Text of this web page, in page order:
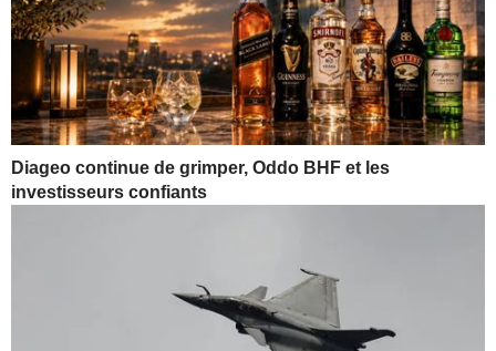
Diageo continue de grimper, Oddo BHF et les
investisseurs confiants